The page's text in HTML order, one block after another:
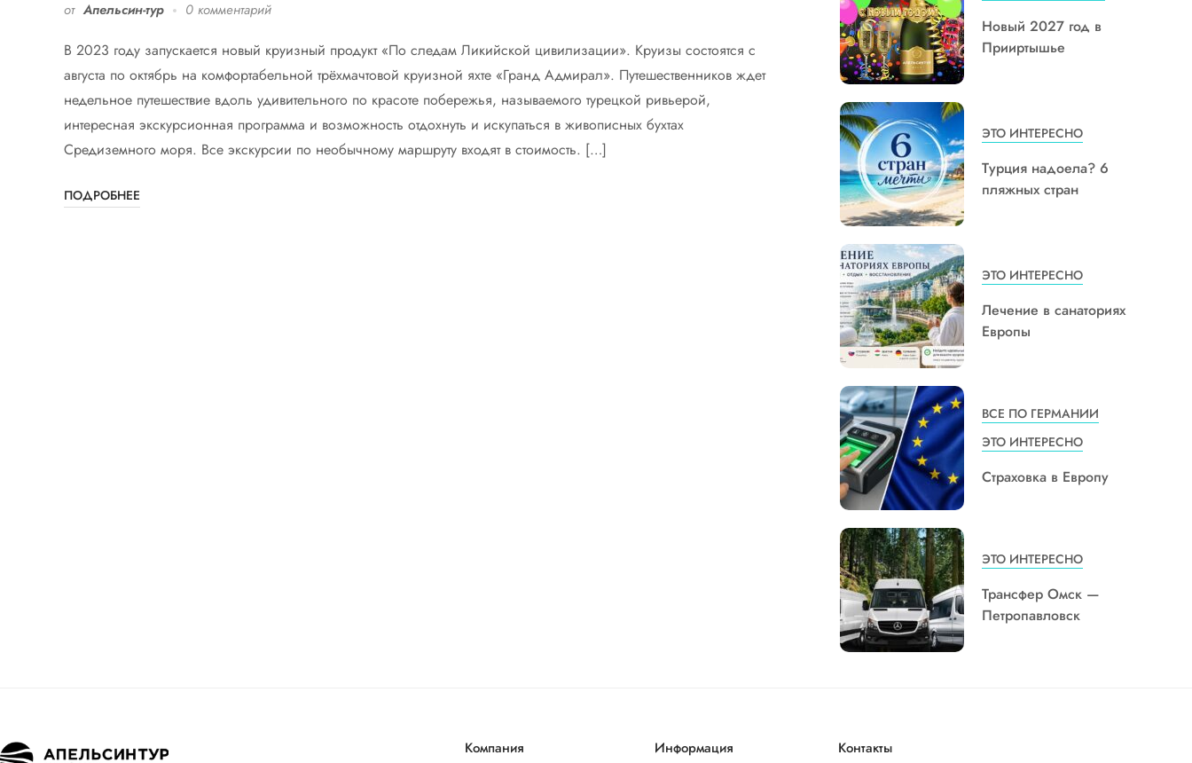
от Апельсин-тур 0 комментарий
В 2023 году запускается новый круизный продукт «По следам Ликийской цивилизации». Круизы состоятся с
августа по октябрь на комфортабельной трёхмачтовой круизной яхте «Гранд Адмирал». Путешественников ждет
недельное путешествие вдоль удивительного по красоте побережья, называемого турецкой ривьерой,
интересная экскурсионная программа и возможность отдохнуть и искупаться в живописных бухтах
Средиземного моря. Все экскурсии по необычному маршруту входят в стоимость. […]
ПОДРОБНЕЕ
Новый 2027 год в
Прииртышье
ЭТО ИНТЕРЕСНО
Турция надоела? 6
пляжных стран
ЭТО ИНТЕРЕСНО
Лечение в санаториях
Европы
ВСЕ ПО ГЕРМАНИИ
ЭТО ИНТЕРЕСНО
Страховка в Европу
ЭТО ИНТЕРЕСНО
Трансфер Омск —
Петропавловск
Компания Информация Контакты